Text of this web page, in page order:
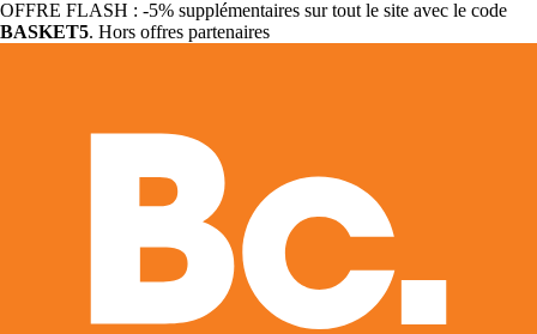
OFFRE FLASH : -5% supplémentaires sur tout le site avec le code
BASKET5. Hors offres partenaires